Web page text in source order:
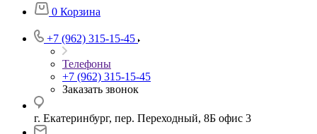
0 Корзина
+7 (962) 315-15-45
Телефоны
+7 (962) 315-15-45
Заказать звонок
г. Екатеринбург, пер. Переходный, 8Б офис 3